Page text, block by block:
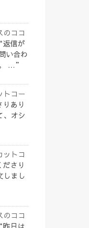
のココ
返信が
い合わ
… ”
トコー
あり
、オシ
ットコ
ださり
しまし
のココ